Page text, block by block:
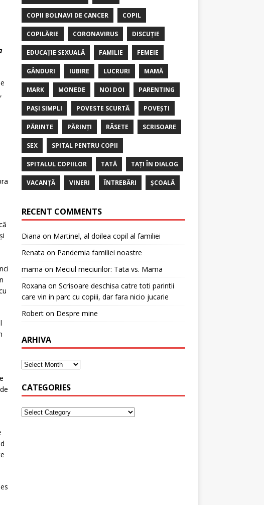
COPII BOLNAVI DE CANCER COPIL
COPILĂRIE CORONAVIRUS DISCUȚIE
EDUCAȚIE SEXUALĂ FAMILIE FEMEIE
GÂNDURI IUBIRE LUCRURI MAMĂ
MARK MONEDE NOI DOI PARENTING
PAȘI SIMPLI POVESTE SCURTĂ POVEȘTI
PĂRINTE PĂRINȚI RÂSETE SCRISOARE
SEX SPITAL PENTRU COPII
SPITALUL COPIILOR TATĂ TAȚI ÎN DIALOG
VACANȚĂ VINERI ÎNTREBĂRI ȘCOALĂ
RECENT COMMENTS
Diana on Martinel, al doilea copil al familiei
Renata on Pandemia familiei noastre
mama on Meciul meciurilor: Tata vs. Mama
Roxana on Scrisoare deschisa catre toti parintii
care vin in parc cu copiii, dar fara nicio jucarie
Roberton Despre mine
ARHIVA
CATEGORIES